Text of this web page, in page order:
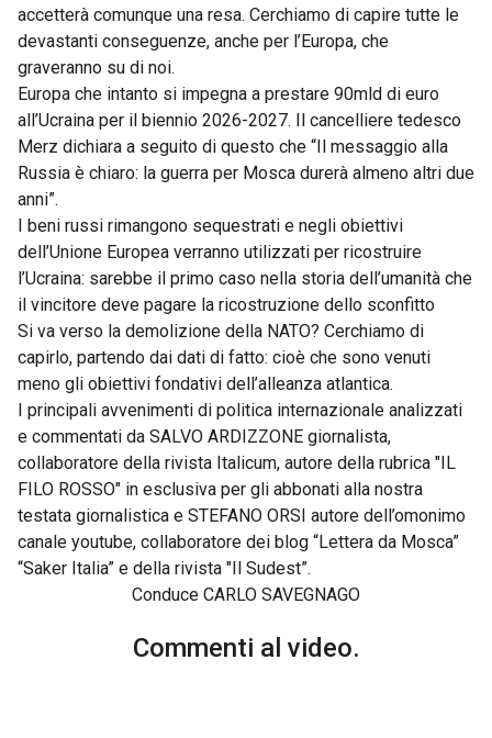
accetterà comunque una resa. Cerchiamo di capire tutte le
devastanti conseguenze, anche per l’Europa, che
graveranno su di noi.
Europa che intanto si impegna a prestare 90mld di euro
all’Ucraina per il biennio 2026-2027. Il cancelliere tedesco
Merz dichiara a seguito di questo che “Il messaggio alla
Russia è chiaro: la guerra per Mosca durerà almeno altri due
anni”.
I beni russi rimangono sequestrati e negli obiettivi
dell’Unione Europea verranno utilizzati per ricostruire
l’Ucraina: sarebbe il primo caso nella storia dell’umanità che
il vincitore deve pagare la ricostruzione dello sconfitto
Si va verso la demolizione della NATO? Cerchiamo di
capirlo, partendo dai dati di fatto: cioè che sono venuti
meno gli obiettivi fondativi dell’alleanza atlantica.
I principali avvenimenti di politica internazionale analizzati
e commentati da SALVO ARDIZZONE giornalista,
collaboratore della rivista Italicum, autore della rubrica "IL
FILO ROSSO" in esclusiva per gli abbonati alla nostra
testata giornalistica e STEFANO ORSI autore dell’omonimo
canale youtube, collaboratore dei blog “Lettera da Mosca”
“Saker Italia” e della rivista "Il Sudest”.
Conduce CARLO SAVEGNAGO
Commenti al video.